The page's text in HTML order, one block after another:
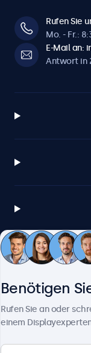
Rufen Sie
Mo. - Fr.:
E-Mail an:
Antwort in
Benötigen
Rufen Sie an oder
einem